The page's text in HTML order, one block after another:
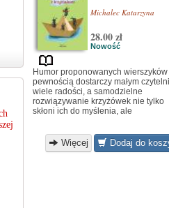
Michalec Katarzyna
28.00 zł
Nowość
Humor proponowanych wierszyków
pewnością dostarczy małym
wiele radości, a samodzielne
rozwiązywanie krzyżówek nie tylko
skłoni ich do myślenia, ale
Więcej Dodaj do